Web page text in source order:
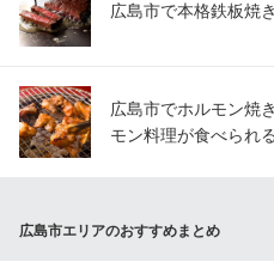
広島市で本格鉄板焼
広島市でホルモン焼
モン料理が食べられ
広島市エリアのおすすめまとめ